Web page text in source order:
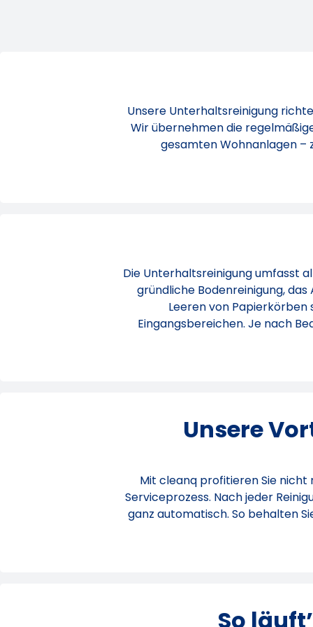
Unsere Unterhaltsreinigung
Wir übernehmen die
gesamten Wohnanlagen –
Die Unterhaltsreinigung umfasst
gründliche Bodenreinigung,
Leeren von
Eingangsbereichen. Je nach
Unsere
Mit cleanq profitieren Sie nicht
Serviceprozess. Nach jeder
ganz automatisch. So behalten
So